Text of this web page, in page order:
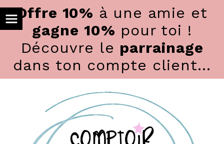
Offre 10% à une amie et
gagne 10% pour toi !
Découvre le parrainage
dans ton compte client...